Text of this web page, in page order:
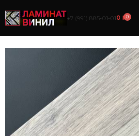
+7 (991) 885‑01‑010₽0